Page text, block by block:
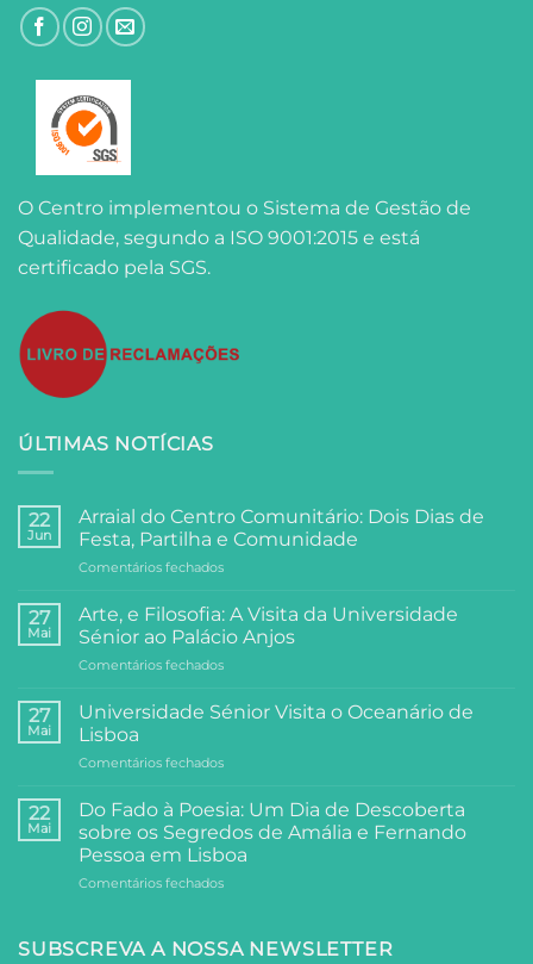
O Centro implementou o Sistema de Gestão de
Qualidade, segundo a ISO 9001:2015 e está
certificado pela SGS.
ÚLTIMAS NOTÍCIAS
22
Jun
Arraial do Centro Comunitário: Dois Dias de
Festa, Partilha e Comunidade
Comentários fechadosem
do
Centro
Comunitário:
Dois
de
e
27
Mai
Arte, e Filosofia: A Visita da Universidade
Sénior ao Palácio Anjos
Comentários fechadosem
e
Visita
Universidade
Sénior
Palácio
Anjos
27
Mai
Universidade Sénior Visita o Oceanário de
Lisboa
Comentários fechadosem
Sénior
Visita
o
Oceanário
de
22
Mai
Do Fado à Poesia: Um Dia de Descoberta
sobre os Segredos de Amália e Fernando
Pessoa em Lisboa
Comentários fechadosem
à
SUBSCREVA A NOSSA NEWSLETTER